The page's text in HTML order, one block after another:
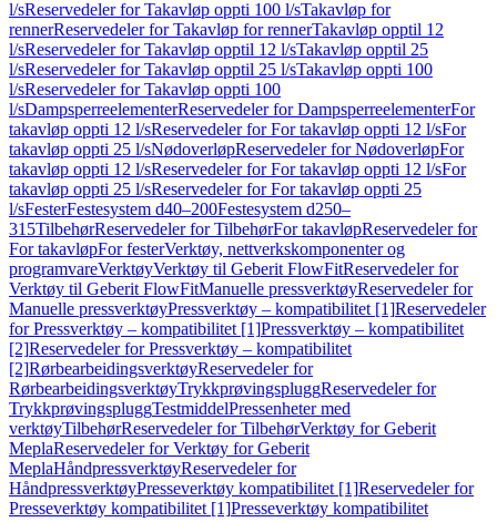
l/sReservedeler for Takavløp oppti 100 l/sTakavløp for
rennerReservedeler for Takavløp for rennerTakavløp opptil 12
l/sReservedeler for Takavløp opptil 12 l/sTakavløp opptil 25
l/sReservedeler for Takavløp opptil 25 l/sTakavløp oppti 100
l/sReservedeler for Takavløp oppti 100
l/sDampsperreelementerReservedeler for DampsperreelementerFor
takavløp oppti 12 l/sReservedeler for For takavløp oppti 12 l/sFor
takavløp oppti 25 l/sNødoverløpReservedeler for NødoverløpFor
takavløp oppti 12 l/sReservedeler for For takavløp oppti 12 l/sFor
takavløp oppti 25 l/sReservedeler for For takavløp oppti 25
l/sFesterFestesystem d40–200Festesystem d250–
315TilbehørReservedeler for TilbehørFor takavløpReservedeler for
For takavløpFor festerVerktøy, nettverkskomponenter og
programvareVerktøyVerktøy til Geberit FlowFitReservedeler for
Verktøy til Geberit FlowFitManuelle pressverktøyReservedeler for
Manuelle pressverktøyPressverktøy – kompatibilitet [1]Reservedeler
for Pressverktøy – kompatibilitet [1]Pressverktøy – kompatibilitet
[2]Reservedeler for Pressverktøy – kompatibilitet
[2]RørbearbeidingsverktøyReservedeler for
RørbearbeidingsverktøyTrykkprøvingspluggReservedeler for
TrykkprøvingspluggTestmiddelPressenheter med
verktøyTilbehørReservedeler for TilbehørVerktøy for Geberit
MeplaReservedeler for Verktøy for Geberit
MeplaHåndpressverktøyReservedeler for
HåndpressverktøyPresseverktøy kompatibilitet [1]Reservedeler for
Presseverktøy kompatibilitet [1]Presseverktøy kompatibilitet